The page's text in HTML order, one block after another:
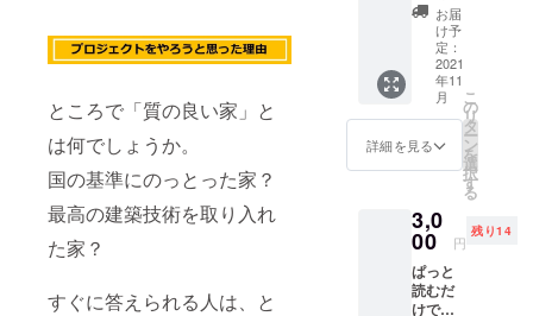
ところで「質の良い家」と
は何でしょうか。
国の基準にのっとった家？
最高の建築技術を取り入れ
た家？
すぐに答えられる人は、と
の無い）住
宅を専門と
する
現在は高性
能（高断
熱・高気
密・高耐
宅をメイン
に、住宅の
高性能化
リフォーム
合せさ
せてい
ただき
ます。
※有効期
限は
2021年
8月～
7月末ま
す。
夫によ
る「暖
かい家
のスス
メセミ
ナー」
に参加
できる
権利で
す。 セ
はオン
ライン
で、約
90分を
予定し
ており
お届
け予
定：
2021
年11
月
詳細を見る
こ
の
リ
タ
ー
ン
を
選
択
す
る
3,0
00 円
残り14
ぱっと
読むだ
けで、